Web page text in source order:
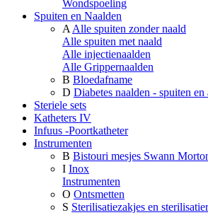
Wondspoeling
Spuiten en Naalden
A Alle spuiten zonder naald
Alle spuiten met naald
Alle injectienaalden
Alle Grippernaalden
B Bloedafname
D Diabetes naalden - spuiten en
Steriele sets
Katheters IV
Infuus -Poortkatheter
Instrumenten
B Bistouri mesjes Swann
I Inox
Instrumenten
O Ontsmetten
S Sterilisatiezakjes en